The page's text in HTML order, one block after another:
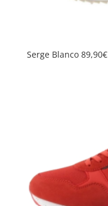
Serge Blanco 89,90€